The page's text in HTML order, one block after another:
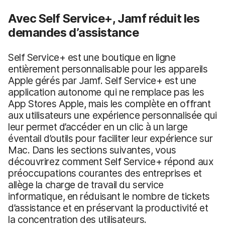
Avec Self Service+, Jamf réduit les
demandes d’assistance
Self Service+ est une boutique en ligne
entièrement personnalisable pour les appareils
Apple gérés par Jamf. Self Service+ est une
application autonome qui ne remplace pas les
App Stores Apple, mais les complète en offrant
aux utilisateurs une expérience personnalisée qui
leur permet d’accéder en un clic à un large
éventail d’outils pour faciliter leur expérience sur
Mac. Dans les sections suivantes, vous
découvrirez comment Self Service+ répond aux
préoccupations courantes des entreprises et
allège la charge de travail du service
informatique, en réduisant le nombre de tickets
d’assistance et en préservant la productivité et
la concentration des utilisateurs.